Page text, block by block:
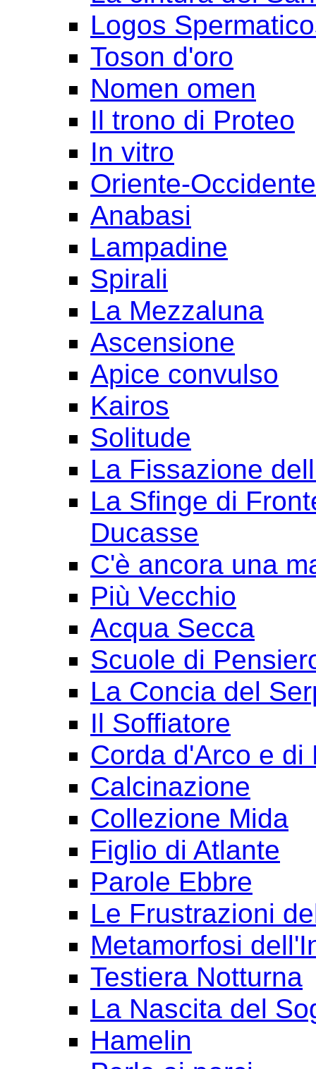
Logos
Toson d'oro
Nomen omen
Il trono di Proteo
In vitro
Oriente-
Anabasi
Lampadine
Spirali
La Mezzaluna
Ascensione
Apice convulso
Kairos
Solitude
La Fissazione
La Sfinge di
Ducasse
C'è ancora una
Più Vecchio
Acqua Secca
Scuole di
La Concia del
Il Soffiatore
Corda d'Arco e di
Calcinazione
Collezione Mida
Figlio di Atlante
Parole Ebbre
Le Frustrazioni
Metamorfosi
Testiera Notturna
La Nascita del
Hamelin